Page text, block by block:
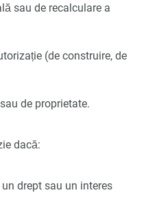
sau de recalculare a
(de construire, de
de proprietate.
dacă:
drept sau un interes